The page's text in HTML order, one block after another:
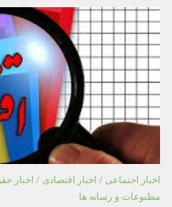
اخبار اجتماعی / اخبار اقتصادی / اخبار
مطبوعات و رسانه ها